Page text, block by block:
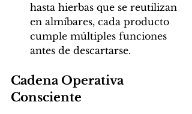
hasta hierbas que se reutilizan
en almíbares, cada producto
cumple múltiples funciones
antes de descartarse.
Cadena Operativa
Consciente